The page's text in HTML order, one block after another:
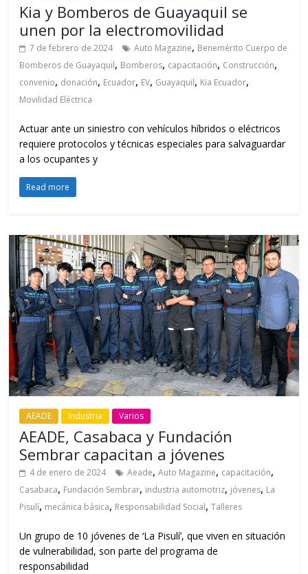
Kia y Bomberos de Guayaquil se
unen por la electromovilidad
7 de febrero de 2024 Auto Magazine, Benemérito Cuerpo de
Bomberos de Guayaquil, Bomberos, capacitación, Construcción,
convenio, donación, Ecuador, EV, Guayaquil, Kia Ecuador,
Movilidad Eléctrica
Actuar ante un siniestro con vehículos híbridos o eléctricos
requiere protocolos y técnicas especiales para salvaguardar
a los ocupantes y
Read more
AEADE Industria Varios
AEADE, Casabaca y Fundación
Sembrar capacitan a jóvenes
4 de enero de 2024 Aeade,Auto Magazine, capacitación,
Casabaca, Fundación Sembrar, industria automotriz, jóvenes, La
Pisulí, mecánica básica, Responsabilidad Social,Talleres
Un grupo de 10 jóvenes de ‘La Pisulí’, que viven en situación
de vulnerabilidad, son parte del programa de
responsabilidad